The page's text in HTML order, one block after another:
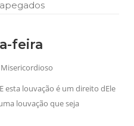
feira
esta louvação é um direito dEle
louvação que seja